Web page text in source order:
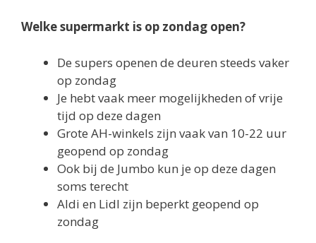
Welke supermarkt is op zondag open?
De supers openen de deuren steeds vaker
op zondag
Je hebt vaak meer mogelijkheden of vrije
tijd op deze dagen
Grote AH-winkels zijn vaak van 10-22 uur
geopend op zondag
Ook bij de Jumbo kun je op deze dagen
soms terecht
Aldi en Lidl zijn beperkt geopend op
zondag